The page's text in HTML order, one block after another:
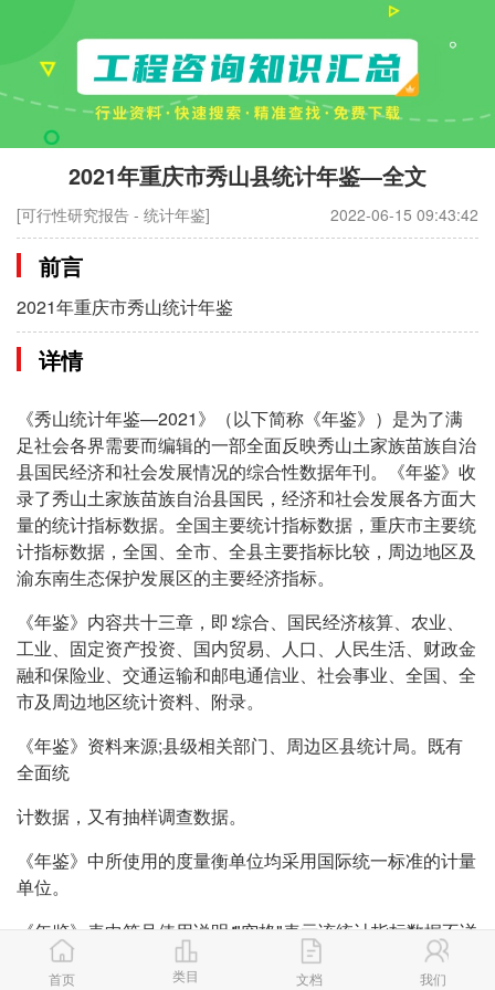
2021年重庆市秀山县统计年鉴—全文
[可行性研究报告 - 统计年鉴] 2022-06-15 09:43:42
前言
2021年重庆市秀山统计年鉴
详情
《秀山统计年鉴—2021》（以下简称《年鉴》）是为了满
足社会各界需要而编辑的一部全面反映秀山土家族苗族自治
县国民经济和社会发展情况的综合性数据年刊。《年鉴》收
录了秀山土家族苗族自治县国民，经济和社会发展各方面大
量的统计指标数据。全国主要统计指标数据，重庆市主要统
计指标数据，全国、全市、全县主要指标比较，周边地区及
渝东南生态保护发展区的主要经济指标。
《年鉴》内容共十三章，即∶综合、国民经济核算、农业、
工业、固定资产投资、国内贸易、人口、人民生活、财政金
融和保险业、交通运输和邮电通信业、社会事业、全国、全
市及周边地区统计资料、附录。
《年鉴》资料来源;县级相关部门、周边区县统计局。既有
全面统
计数据，又有抽样调查数据。
《年鉴》中所使用的度量衡单位均采用国际统一标准的计量
单位。
《年鉴》表中符号使用说明∶"空格"表示该统计指标数据不详
或无该项统计数据;#表示其中的主要项。
首页 类目 文档 我们